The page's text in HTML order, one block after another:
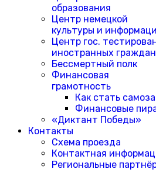
образования
Центр немецкой
культуры и
Центр гос.
иностранных граждан
Бессмертный полк
Финансовая
грамотность
Как стать
Финансовые
«Диктант Победы»
Контакты
Схема проезда
Контактная
Региональные